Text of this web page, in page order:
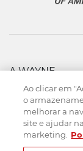
A WAYNE
PRODUTOS
FORÇA DE
ASSISTÊNCIA
DOWNLOADS
CONTATO
Ao clicar em
o
melhorar a
site e ajudar
marketing.